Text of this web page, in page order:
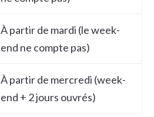
À partir de mardi (le week-
end ne compte pas)
À partir de mercredi (week-
end + 2 jours ouvrés)